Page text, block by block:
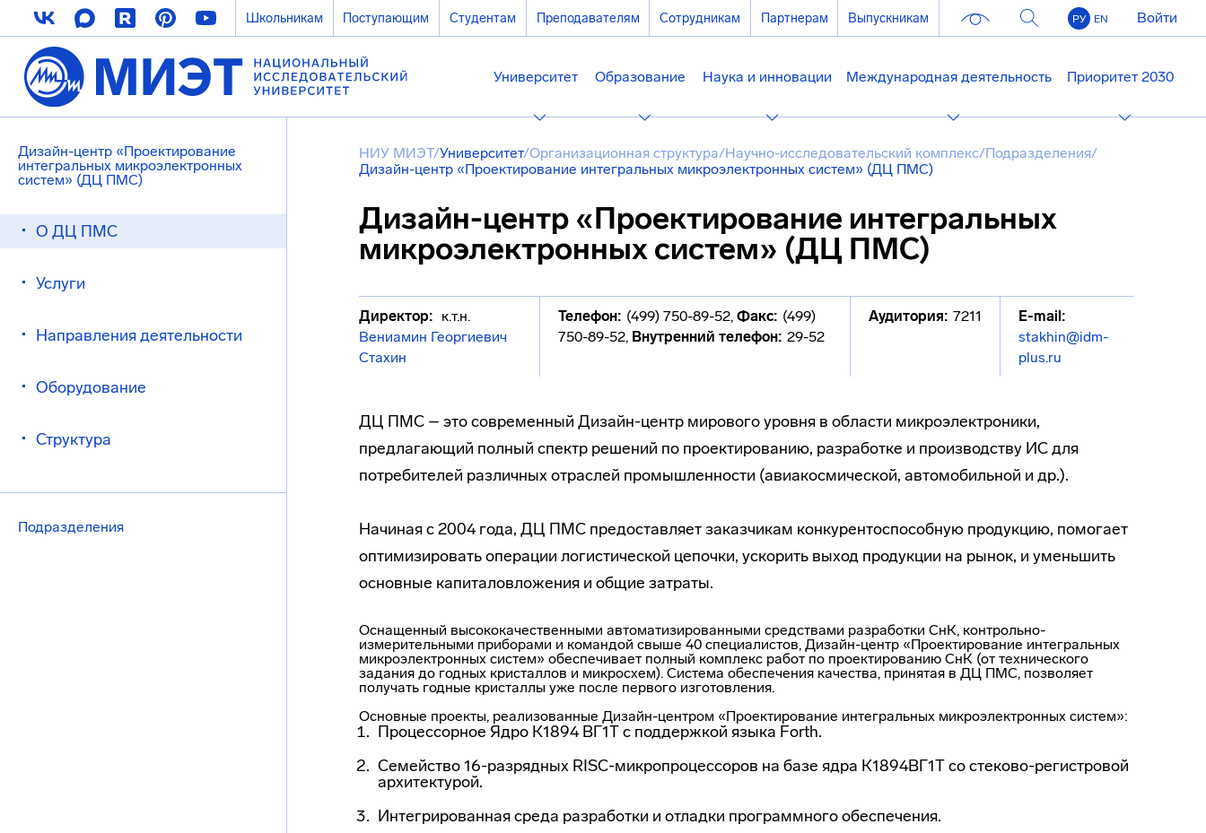
Школьникам Поступающим Студентам Преподавателям Сотрудникам Партнерам Выпускникам РУ EN Войти
Университет Образование Наука и инновации Международная деятельность Приоритет 2030
Дизайн-центр «Проектирование
интегральных микроэлектронных
систем» (ДЦ ПМС)
О ДЦ ПМС
Услуги
Направления деятельности
Оборудование
Структура
Подразделения
НИУ МИЭТ/Университет/Организационная структура/Научно-исследовательский комплекс/Подразделения/
Дизайн-центр «Проектирование интегральных микроэлектронных систем» (ДЦ ПМС)
Дизайн-центр «Проектирование интегральных
микроэлектронных систем» (ДЦ ПМС)
Директор: к.т.н.
Вениамин Георгиевич
Стахин
Телефон: (499) 750-89-52,Факс: (499)
750-89-52, Внутренний телефон: 29-52
Аудитория: 7211
E-mail:
stakhin@idm-
plus.ru
ДЦ ПМС – это современный Дизайн-центр мирового уровня в области микроэлектроники,
предлагающий полный спектр решений по проектированию, разработке и производству ИС для
потребителей различных отраслей промышленности (авиакосмической, автомобильной и др.).
Начиная с 2004 года, ДЦ ПМС предоставляет заказчикам конкурентоспособную продукцию, помогает
оптимизировать операции логистической цепочки, ускорить выход продукции на рынок, и уменьшить
основные капиталовложения и общие затраты.
Оснащенный высококачественными автоматизированными средствами разработки СнК, контрольно-
измерительными приборами и командой свыше 40 специалистов, Дизайн-центр «Проектирование интегральных
микроэлектронных систем» обеспечивает полный комплекс работ по проектированию СнК (от технического
задания до годных кристаллов и микросхем). Система обеспечения качества, принятая в ДЦ ПМС, позволяет
получать годные кристаллы уже после первого изготовления.
Основные проекты, реализованные Дизайн-центром «Проектирование интегральных микроэлектронных систем»:
Процессорное Ядро К1894 ВГ1Т с поддержкой языка Forth.
Семейство 16-разрядных RISC-микропроцессоров на базе ядра К1894ВГ1Т состеково-регистровой
архитектурой.
Интегрированная среда разработки и отладки программного обеспечения.